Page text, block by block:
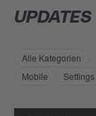
UPDATES
Alle Kategorien
Mobile
Settings